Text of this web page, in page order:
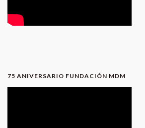
75 ANIVERSARIO FUNDACIÓN MDM